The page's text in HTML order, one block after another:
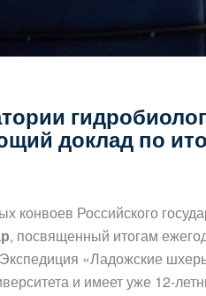
доклад по
конвоев Российского
, посвященный итогам
«Ладожские
и имеет уже 12-